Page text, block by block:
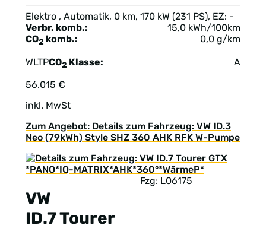
Elektro , Automatik, 0 km, 170 kW (231 PS), EZ: -
Verbr. komb.:
15,0 kWh/100km
CO2 komb.: 0,0 g/km
WLTPCO2 Klasse: A
56.015 €
inkl. MwSt
Zum Angebot: Details zum Fahrzeug: VW ID.3
Neo (79kWh) Style SHZ 360 AHK RFK W-Pumpe
VW
ID.7 Tourer
Fzg: L06175